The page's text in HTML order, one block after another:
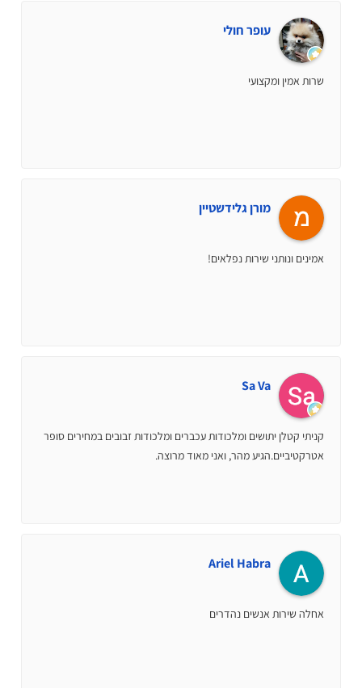
עופר חולי
שרות אמין ומקצועי
מורן גלידשטיין
אמינים ונותני שירות נפלאים!
Sa Va
קניתי קטלן יתושים ומלכודות עכברים ומלכודות זבובים במחירים סופר
אטרקטיביים.הגיע מהר, ואני מאוד מרוצה.
Ariel Habra
אחלה שירות אנשים נהדרים